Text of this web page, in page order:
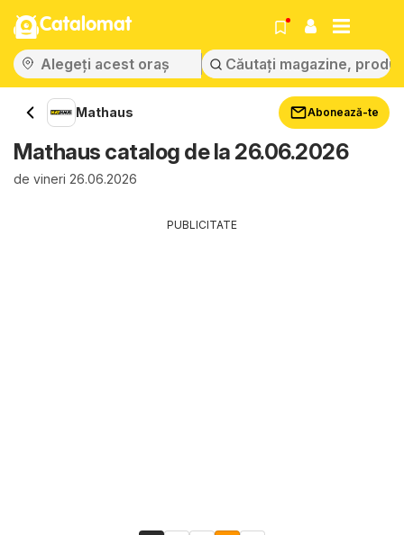
Catalomat
Mathaus Abonează-te
Mathaus catalog de la 26.06.2026
de vineri 26.06.2026
PUBLICITATE